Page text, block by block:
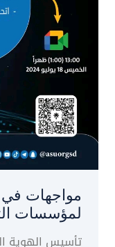
مواجهات في
لمؤسسات
تأسيس الهوية